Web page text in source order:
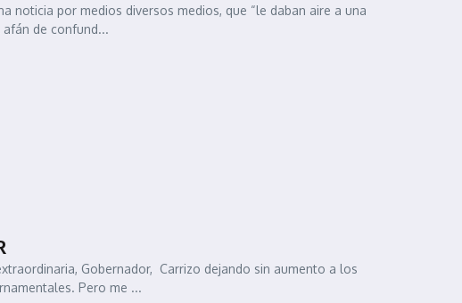
noticia por medios diversos medios, que “le daban aire a una
de confund...
Gobernador, Carrizo dejando sin aumento a los
Pero me ...